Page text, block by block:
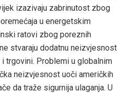
izazivaju zabrinutost zbog
u energetskim
ratovi zbog poreznih
stvaraju dodatnu neizvjesnost
trgovini. Problemi u globalnim
neizvjesnost uoči američkih
da traže sigurnija ulaganja. U